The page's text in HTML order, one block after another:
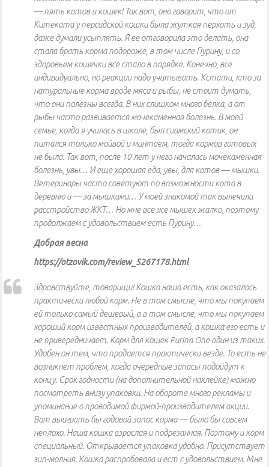
— пять котов и кошек! Так вот, она говорит, что от
Китеката у персидской кошки была жуткая перхоть и зуд,
даже думали усыплять. Я ее отговорила это делать, она
стала брать корма подороже, в том числе Пурину, и со
здоровьем кошечки все стало в порядке. Конечно, все
индивидуально, но реакции надо учитывать. Кстати, кто за
натуральные корма вроде мяса и рыбы, не стоит думать,
что они полезны всегда. В них слишком много белка, а от
рыбы часто развивается мочекаменная болезнь. В моей
семье, когда я училась в школе, был сиамский котик, он
питался только мойвой и минтаем, тогда кормов готовых
не было. Так вот, после 10 лет у него началась мочекаменная
болезнь, увы… И еще хорошая еда, увы, для котов — мышки.
Ветеринары часто советуют по возможности кота в
деревню и — за мышками… У моей знакомой так вылечили
расстройство ЖКТ… Но мне все же мышек жалко, поэтому
продолжаем с удовольствием есть Пурину…
Добрая весна
https://otzovik.com/review_5267178.html
Здравствуйте, товарищи! Кошка наша есть, как оказалось
практически любой корм. Не в том смысле, что мы покупаем
ей только самый дешевый, а в том смысле, что мы покупаем
хороший корм известных производителей, а кошка его есть и
не привередничает. Корм для кошек Purina One один из таких.
Удобен он тем, что продается практически везде. То есть не
возникнет проблем, когда очередные запасы подойдут к
концу. Срок годности (на дополнительной наклейке) можно
посмотреть внизу упаковки. На обороте много рекламы и
упоминание о проводимой фирмой-производителем акции.
Вот выиграть бы годовой запас корма — было бы совсем
неплохо. Наша кошка взрослая и подрезанная. Поэтому и корм
специальный. Открывается упаковка удобно. Присутствует
зип-молния. Кошка распробовала и ест с удовольствием. Мне